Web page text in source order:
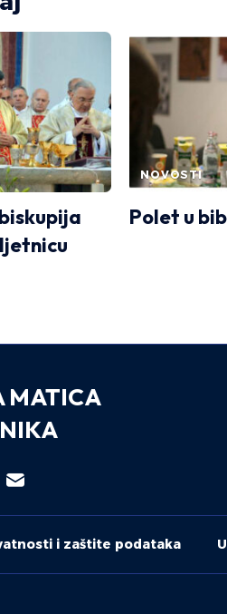
NOVOSTI
Polet u
MATICA
i zaštite podataka